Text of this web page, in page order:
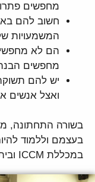
מחפשים
חשוב להם
המשמעויות
הם לא
מחפשים הבנה
יש להם
ואצל אנשים
בשורה התחתונה,
בעצמם וללמוד
במכללת ICCM וביתרונות הייחודיים שלה עבורכם.